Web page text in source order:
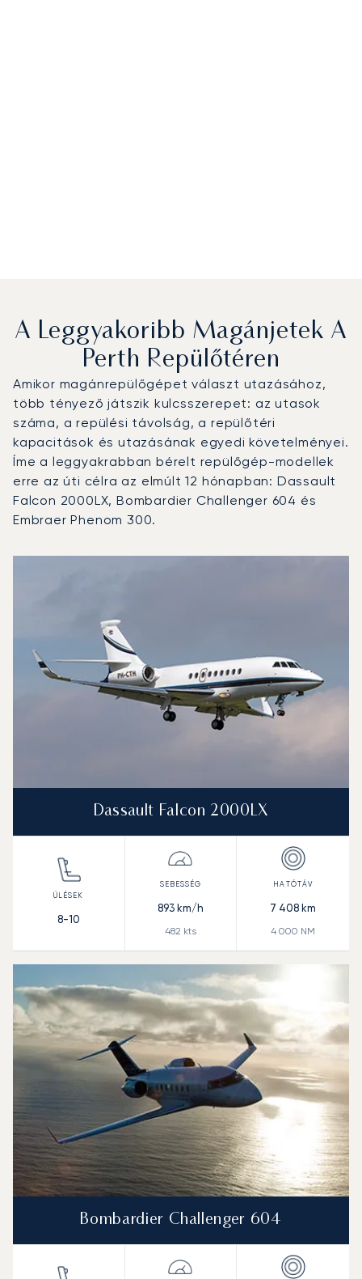
A Leggyakoribb Magánjetek A
Perth Repülőtéren
Amikor magánrepülőgépet választ utazásához,
több tényező játszik kulcsszerepet: az utasok
száma, a repülési távolság, a repülőtéri
kapacitások és utazásának egyedi követelményei.
Íme a leggyakrabban bérelt repülőgép-modellek
erre az úti célra az elmúlt 12 hónapban: Dassault
Falcon 2000LX, Bombardier Challenger 604 és
Embraer Phenom 300.
Dassault Falcon 2000LX
8-10
893km/h
482 kts
7 408 km
4 000 NM
Bombardier Challenger 604